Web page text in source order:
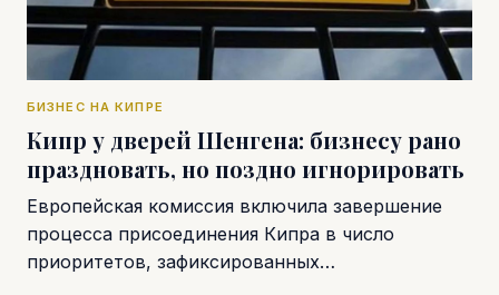
БИЗНЕС НА КИПРЕ
Кипр у дверей Шенгена: бизнесу рано
праздновать, но поздно игнорировать
Европейская комиссия включила завершение
процесса присоединения Кипра в число
приоритетов, зафиксированных…